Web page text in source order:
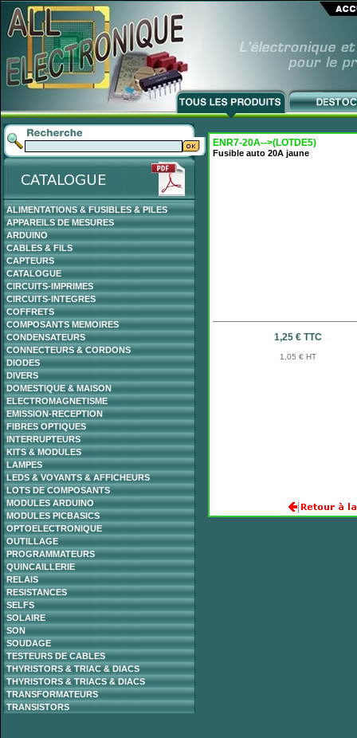
ALIMENTATIONS & FUSIBLES & PILES
APPAREILS DE MESURES
ARDUINO
CABLES & FILS
CAPTEURS
CATALOGUE
CIRCUITS-IMPRIMES
CIRCUITS-INTEGRES
COFFRETS
COMPOSANTS MEMOIRES
CONDENSATEURS
CONNECTEURS & CORDONS
DIODES
DIVERS
DOMESTIQUE & MAISON
ELECTROMAGNETISME
EMISSION-RECEPTION
FIBRES OPTIQUES
INTERRUPTEURS
KITS & MODULES
LAMPES
LEDS & VOYANTS & AFFICHEURS
LOTS DE COMPOSANTS
MODULES ARDUINO
MODULES PICBASICS
OPTOELECTRONIQUE
OUTILLAGE
PROGRAMMATEURS
QUINCAILLERIE
RELAIS
RESISTANCES
SELFS
SOLAIRE
SON
SOUDAGE
TESTEURS DE CABLES
THYRISTORS & TRIAC & DIACS
THYRISTORS & TRIACS & DIACS
TRANSFORMATEURS
TRANSISTORS
ENR7-20A-->(LOTDE5)
Fusible auto 20A jaune
1,25 € TTC
1,05 € HT